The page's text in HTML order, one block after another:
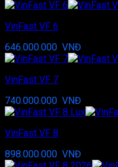
VinFast VF 6
646.000.000 VNĐ
VinFast VF 7
740.000.000 VNĐ
VinFast VF 8
898.000.000 VNĐ